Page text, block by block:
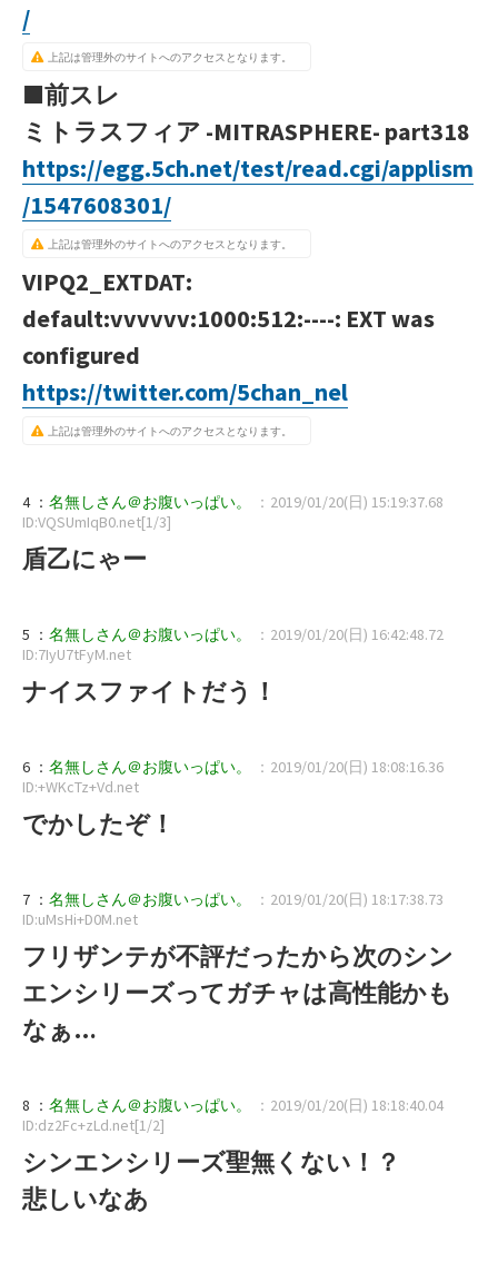
/
上記は管理外のサイトへのアクセスとなります。
■前スレ
ミトラスフィア -MITRASPHERE- part318
https://egg.5ch.net/test/read.cgi/applism
/1547608301/
上記は管理外のサイトへのアクセスとなります。
VIPQ2_EXTDAT:
default:vvvvvv:1000:512:----: EXT was
configured
https://twitter.com/5chan_nel
上記は管理外のサイトへのアクセスとなります。
4 ： 名無しさん＠お腹いっぱい。
：2019/01/20(日) 15:19:37.68
ID:VQSUmIqB0.net[1/3]
盾乙にゃー
5 ： 名無しさん＠お腹いっぱい。
：2019/01/20(日) 16:42:48.72
ID:7IyU7tFyM.net
ナイスファイトだう！
6 ： 名無しさん＠お腹いっぱい。
：2019/01/20(日) 18:08:16.36
ID:+WKcTz+Vd.net
でかしたぞ！
7 ： 名無しさん＠お腹いっぱい。
：2019/01/20(日) 18:17:38.73
ID:uMsHi+D0M.net
フリザンテが不評だったから次のシン
エンシリーズってガチャは高性能かも
なぁ…
8 ： 名無しさん＠お腹いっぱい。
：2019/01/20(日) 18:18:40.04
ID:dz2Fc+zLd.net[1/2]
シンエンシリーズ聖無くない！？
悲しいなあ